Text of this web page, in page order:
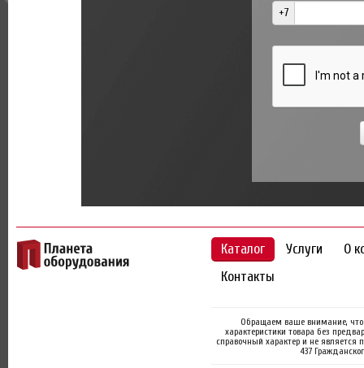
+7
Каталог Услуги
О
Контакты
Обращаем ваше внимание, что
характеристики товара без
справочный характер и не
437